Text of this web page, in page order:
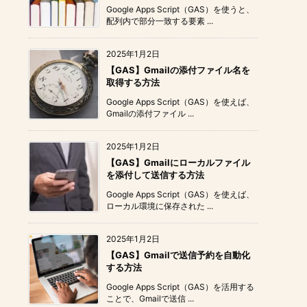
Google Apps Script（GAS）を使うと、
配列内で部分一致する要素 ...
2025年1月2日
【GAS】Gmailの添付ファイル名を
取得する方法
Google Apps Script（GAS）を使えば、
Gmailの添付ファイル ...
2025年1月2日
【GAS】Gmailにローカルファイル
を添付して送信する方法
Google Apps Script（GAS）を使えば、
ローカル環境に保存された ...
2025年1月2日
【GAS】Gmailで送信予約を自動化
する方法
Google Apps Script（GAS）を活用する
ことで、Gmailで送信 ...